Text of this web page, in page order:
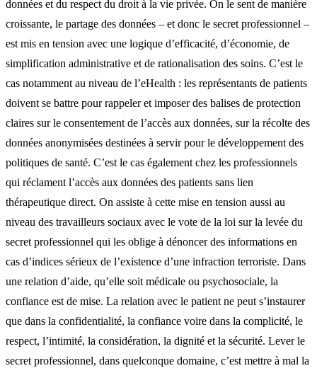
données et du respect du droit à la vie privée. On le sent de manière
croissante, le partage des données – et donc le secret professionnel –
est mis en tension avec une logique d’efficacité, d’économie, de
simplification administrative et de rationalisation des soins. C’est le
cas notamment au niveau de l’eHealth : les représentants de patients
doivent se battre pour rappeler et imposer des balises de protection
claires sur le consentement de l’accès aux données, sur la récolte des
données anonymisées destinées à servir pour le développement des
politiques de santé. C’est le cas également chez les professionnels
qui réclament l’accès aux données des patients sans lien
thérapeutique direct. On assiste à cette mise en tension aussi au
niveau des travailleurs sociaux avec le vote de la loi sur la levée du
secret professionnel qui les oblige à dénoncer des informations en
cas d’indices sérieux de l’existence d’une infraction terroriste. Dans
une relation d’aide, qu’elle soit médicale ou psychosociale, la
confiance est de mise. La relation avec le patient ne peut s’instaurer
que dans la confidentialité, la confiance voire dans la complicité, le
respect, l’intimité, la considération, la dignité et la sécurité. Lever le
secret professionnel, dans quelconque domaine, c’est mettre à mal la